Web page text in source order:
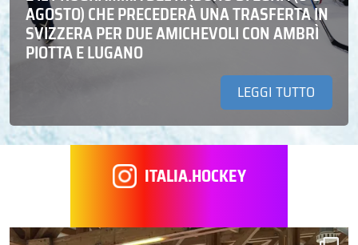
AGOSTO) CHE PRECEDERÀ UNA TRASFERTA IN
SVIZZERA PER DUE AMICHEVOLI CON AMBRÌ
PIOTTA E LUGANO
LEGGI TUTTO
ITALIA.HOCKEY